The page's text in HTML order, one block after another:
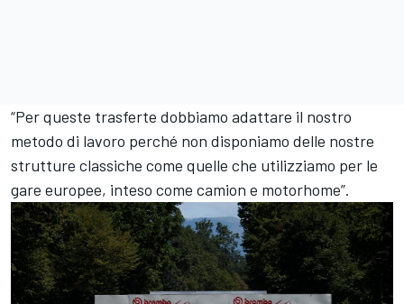
“Per queste trasferte dobbiamo adattare il nostro
metodo di lavoro perché non disponiamo delle nostre
strutture classiche come quelle che utilizziamo per le
gare europee, inteso come camion e motorhome”.